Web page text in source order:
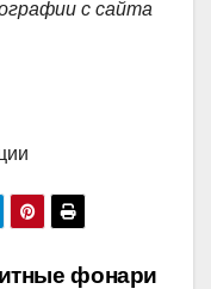
с сайта
фонари